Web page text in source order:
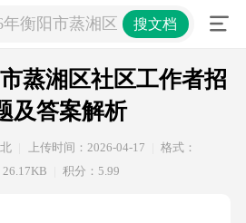
年衡阳市蒸湘区社区工作者招聘
搜文档
蒸湘区社区工作者招
及答案解析
上传时间：2026-04-17
格式：
积分：5.99